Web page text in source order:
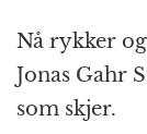
Nå rykker
Jonas Gahr
som skjer.